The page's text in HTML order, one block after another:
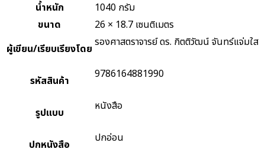
น้ำหนัก
1040 กรัม
ขนาด
26 × 18.7 เซนติเมตร
ผู้เขียน/เรียบเรียงโดย รองศาสตราจารย์ ดร. กิตติวัฒน์ จันทร์แจ่มใส
รหัสสินค้า 9786164881990
รูปแบบ หนังสือ
ปกหนังสือ ปกอ่อน